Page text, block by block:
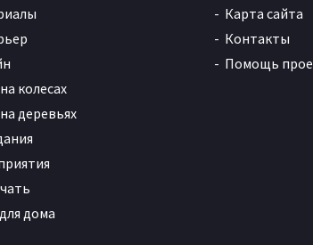
колесах
деревьях
дома
Карта сайта
Контакты
Помощь